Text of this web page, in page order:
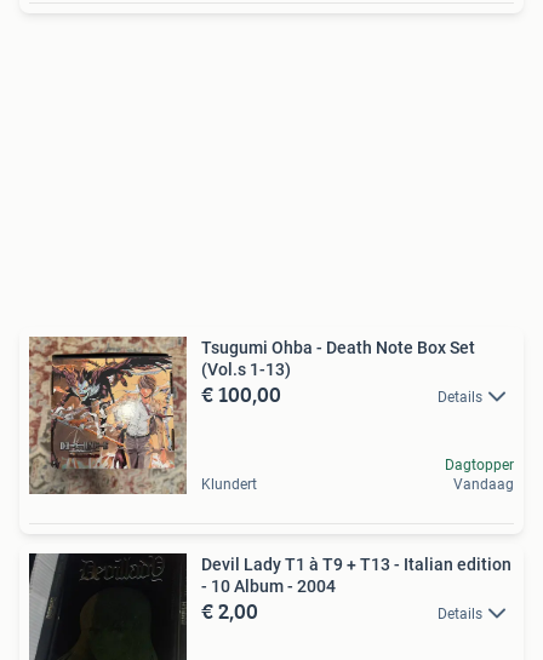
Tsugumi Ohba - Death Note Box Set
(Vol.s 1-13)
€ 100,00 Details
Klundert
Dagtopper
Vandaag
Devil Lady T1 à T9 + T13 - Italian edition
- 10 Album - 2004
€ 2,00 Details